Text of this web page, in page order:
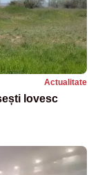
Actualitate
lovesc